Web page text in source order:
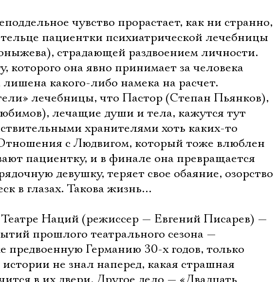
чувство прорастает, как ни странно,
пациентки психиатрической лечебницы
страдающей раздвоением личности.
которого она явно принимает за человека
лишена какого-либо намека на расчет.
лечебницы, что Пастор (Степан Пьянков),
лечащие души и тела, кажутся тут
хранителями хоть каких-то
с Людвигом, который тоже влюблен
пациентку, и в финале она превращается
девушку, теряет свое обаяние, озорство
в глазах. Такова жизнь…
Наций (режиссер — Евгений Писарев) —
прошлого театрального сезона —
предвоенную Германию 30-х годов, только
не знал наперед, какая страшная